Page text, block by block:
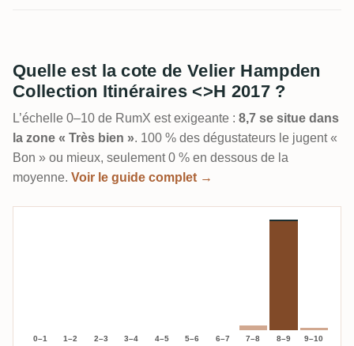
Quelle est la cote de Velier Hampden
Collection Itinéraires <>H 2017 ?
L’échelle 0–10 de RumX est exigeante : 8,7 se situe dans
la zone « Très bien ». 100 % des dégustateurs le jugent «
Bon » ou mieux, seulement 0 % en dessous de la
moyenne. Voir le guide complet →
0–1 1–2 2–3 3–4 4–5 5–6 6–7 7–8 8–9 9–10